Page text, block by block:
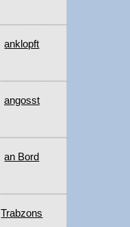
anklopft
angosst
an Bord
Trabzons